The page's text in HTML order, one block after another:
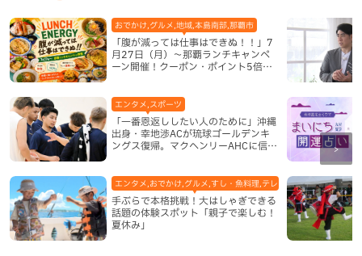
「腹が減っては仕事はできぬ！！」7
月27日（月）〜那覇ランチキャンペ
ーン開催！クーポン・ポイント5倍・
おでかけ,グルメ,地域,本島南部,那覇市
「一番恩返ししたい人のために」沖縄
出身・幸地渉ACが琉球ゴールデンキ
ングス復帰。マクヘンリーAHCに信頼
エンタメ,スポーツ
手ぶらで本格挑戦！大はしゃぎできる
話題の体験スポット「親子で楽しむ！
夏休み」
エンタメ,おでかけ,グルメ,すし・魚料理,テレビ,体験,北谷町,地域,